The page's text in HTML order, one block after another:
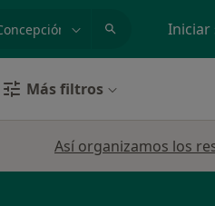
Iniciar
Más filtros
Así organizamos los